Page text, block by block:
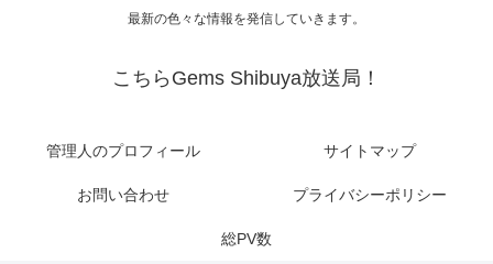
最新の色々な情報を発信していきます。
こちらGems Shibuya放送局！
管理人のプロフィール サイトマップ
お問い合わせ プライバシーポリシー
総PV数